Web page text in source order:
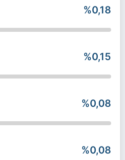
%0,18
%0,15
%0,08
%0,08